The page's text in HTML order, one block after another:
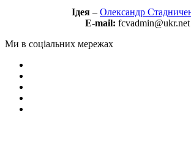
Ідея – Олександр
E-mail: fcvadmin@ukr.net
Ми в соціальних мережах